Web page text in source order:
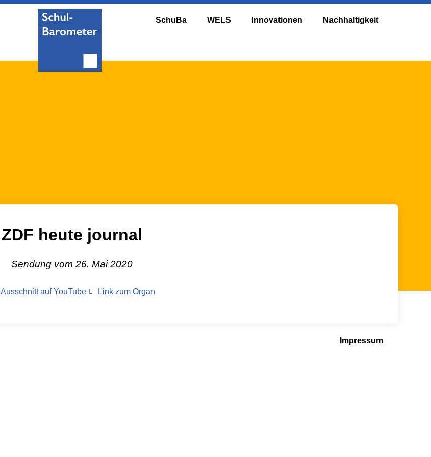
SchuBa WELS Innovationen Nachhaltigkeit
ZDF heute journal
Sendung vom 26. Mai 2020
Ausschnitt auf YouTube Link zum Organ
Impressum